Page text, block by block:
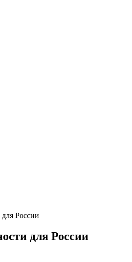
России
для России